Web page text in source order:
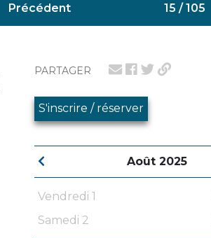
Précédent 15 / 105
PARTAGER
S'inscrire / réserver
Août 2025
Vendredi 1
Samedi 2